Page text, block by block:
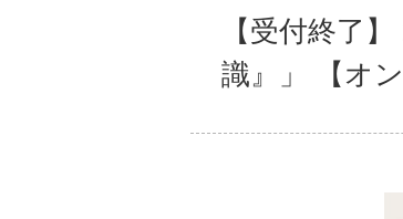
【受付終了
識』」 【オ